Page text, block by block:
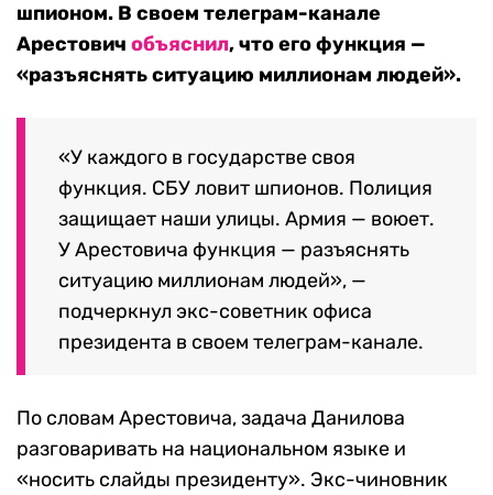
шпионом. В своем телеграм-канале
Арестович объяснил, что его функция —
«разъяснять ситуацию миллионам людей».
«У каждого в государстве своя
функция. СБУ ловит шпионов. Полиция
защищает наши улицы. Армия — воюет.
У Арестовича функция — разъяснять
ситуацию миллионам людей», —
подчеркнул экс-советник офиса
президента в своем телеграм-канале.
По словам Арестовича, задача Данилова
разговаривать на национальном языке и
«носить слайды президенту». Экс-чиновник